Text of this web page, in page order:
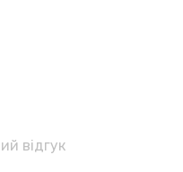
відгук